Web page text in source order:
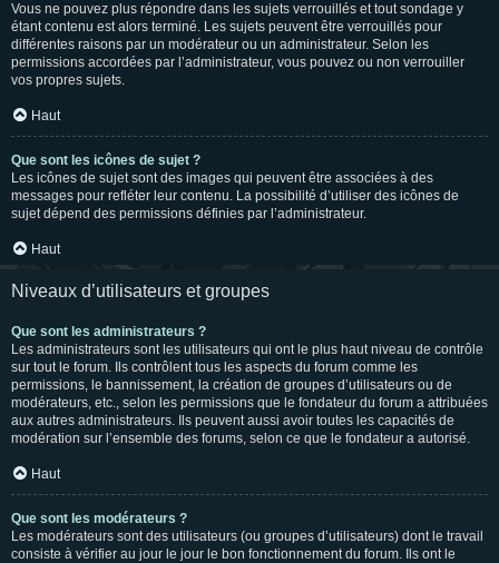
Vous ne pouvez plus répondre dans les sujets verrouillés et tout sondage y
étant contenu est alors terminé. Les sujets peuvent être verrouillés pour
différentes raisons par un modérateur ou un administrateur. Selon les
permissions accordées par l’administrateur, vous pouvez ou non verrouiller
vos propres sujets.
Haut
Que sont les icônes de sujet ?
Les icônes de sujet sont des images qui peuvent être associées à des
messages pour refléter leur contenu. La possibilité d’utiliser des icônes de
sujet dépend des permissions définies par l’administrateur.
Haut
Niveaux d’utilisateurs et groupes
Que sont les administrateurs ?
Les administrateurs sont les utilisateurs qui ont le plus haut niveau de contrôle
sur tout le forum. Ils contrôlent tous les aspects du forum comme les
permissions, le bannissement, la création de groupes d’utilisateurs ou de
modérateurs, etc., selon les permissions que le fondateur du forum a attribuées
aux autres administrateurs. Ils peuvent aussi avoir toutes les capacités de
modération sur l’ensemble des forums, selon ce que le fondateur a autorisé.
Haut
Que sont les modérateurs ?
Les modérateurs sont des utilisateurs (ou groupes d’utilisateurs) dont le travail
consiste à vérifier au jour le jour le bon fonctionnement du forum. Ils ont le